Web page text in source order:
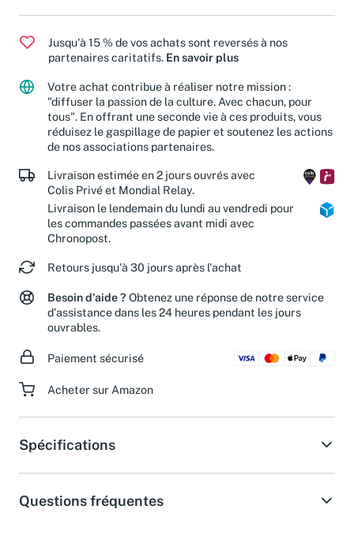
Jusqu'à 15 % de vos achats sont reversés à nos
partenaires caritatifs. En savoir plus
Votre achat contribue à réaliser notre mission :
"diffuser la passion de la culture. Avec chacun, pour
tous". En offrant une seconde vie à ces produits, vous
réduisez le gaspillage de papier et soutenez les actions
de nos associations partenaires.
Livraison estimée en 2 jours ouvrés avec
Colis Privé et Mondial Relay.
Livraison le lendemain du lundi au vendredi pour
les commandes passées avant midi avec
Chronopost.
Retours jusqu'à 30 jours après l'achat
Besoin d'aide ? Obtenez une réponse de notre service
d'assistance dans les 24 heures pendant les jours
ouvrables.
Paiement sécurisé
Acheter sur Amazon
Spécifications
Questions fréquentes